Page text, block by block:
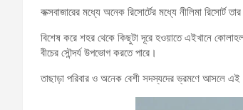
কক্সবাজারের মধ্যে অনেক রিসোর্টের মধ্যে নীলিমা রিসোর্ট
বিশেষ করে শহর থেকে কিছুটা দূরে হওয়াতে এইখানে
বীচের সৌন্দর্য উপভোগ করতে পারে।
তাছাড়া পরিবার ও অনেক বেশী সদস্যদের ভ্রমণে আসলে এই